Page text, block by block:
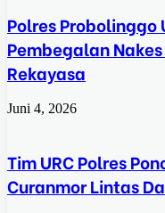
Polres Probolinggo
Pembegalan
Rekayasa
Juni 4, 2026
Tim URC Polres
Curanmor Lintas